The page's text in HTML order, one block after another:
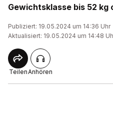
Gewichtsklasse bis 52 kg
Publiziert: 19.05.2024 um 14:36 Uhr
Aktualisiert: 19.05.2024 um 14:48
TeilenAnhören